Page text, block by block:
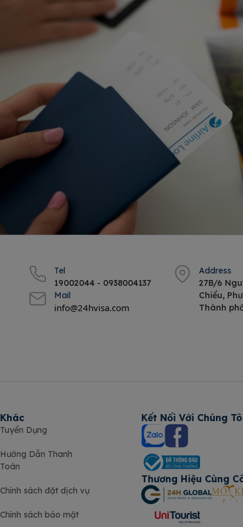
Tel
19002044 - 0938004137
Mail
info@24hvisa.com
Address
27B/6
Chiểu,
Thành
Khác
Tuyển Dụng
Hướng Dẫn Thanh
Toán
Chính sách đặt dịch vụ
Chính sách bảo mật
Kết Nối Với Chúng
Thương Hiệu Cùng